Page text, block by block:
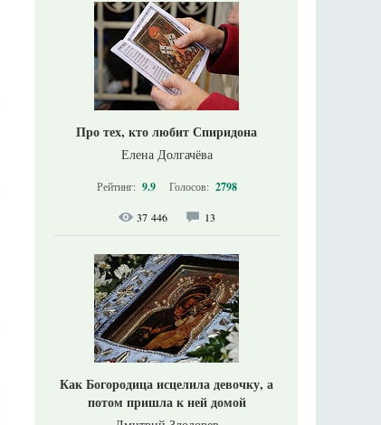
Про тех, кто любит Спиридона
Елена Долгачёва
Рейтинг: 9.9 Голосов: 2798
37 446 13
Как Богородица исцелила девочку, а
потом пришла к ней домой